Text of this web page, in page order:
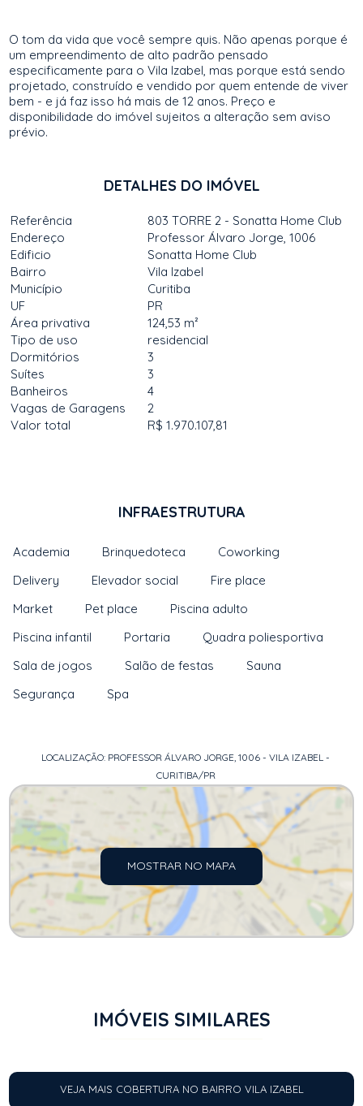
O tom da vida que você sempre quis. Não apenas porque é
um empreendimento de alto padrão pensado
especificamente para o Vila Izabel, mas porque está sendo
projetado, construído e vendido por quem entende de viver
bem - e já faz isso há mais de 12 anos. Preço e
disponibilidade do imóvel sujeitos a alteração sem aviso
prévio.
DETALHES DO IMÓVEL
Referência
803 TORRE 2 - Sonatta Home Club
Endereço
Professor Álvaro Jorge, 1006
Edificio
Sonatta Home Club
Bairro
Vila Izabel
Município
Curitiba
UF
PR
Área privativa
124,53 m²
Tipo de uso
residencial
Dormitórios
3
Suítes
3
Banheiros
4
Vagas de Garagens
2
Valor total
R$ 1.970.107,81
INFRAESTRUTURA
Academia Brinquedoteca
Coworking
Delivery
Elevador social
Fire place
Market
Pet place
Piscina adulto
Piscina infantil
Portaria
Quadra poliesportiva
Sala de jogos
Salão de festas
Sauna
Segurança
Spa
LOCALIZAÇÃO: PROFESSOR ÁLVARO JORGE, 1006 - VILA IZABEL -
CURITIBA/PR
MOSTRAR NO MAPA
IMÓVEIS SIMILARES
VEJA MAIS COBERTURA NO BAIRRO VILA IZABEL